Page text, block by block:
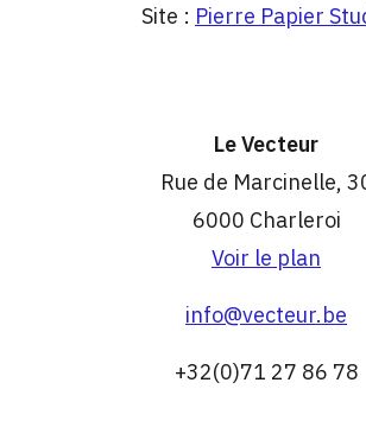
Site : Pierre Papier
Le Vecteur
Rue de Marcinelle,
6000 Charleroi
Voir le plan
info@vecteur.be
+32(0)71 27 86 78